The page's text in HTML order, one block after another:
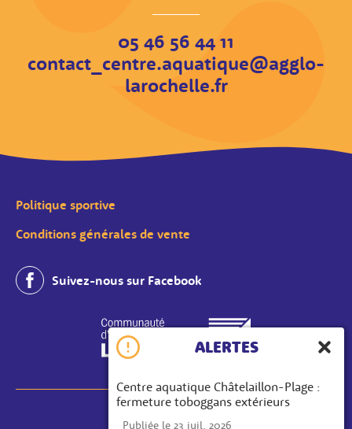
ALERTES
Centre aquatique Châtelaillon-Plage :
fermeture toboggans extérieurs
Publiée le 23 juil. 2026
05 46 56 44 11
contact_centre.aquatique@agglo-
larochelle.fr
Politique sportive
Conditions générales de vente
Suivez-nous sur Facebook
MENTIONS LÉGALES